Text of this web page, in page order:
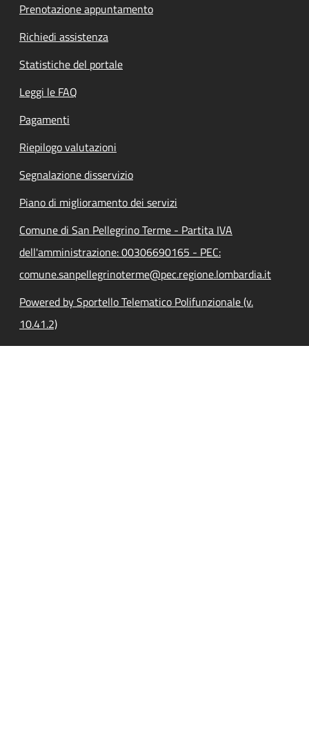
Prenotazione appuntamento
Richiedi assistenza
Statistiche del portale
Leggi le FAQ
Pagamenti
Riepilogo valutazioni
Segnalazione disservizio
Piano di miglioramento dei servizi
Comune di San Pellegrino Terme - Partita IVA
dell'amministrazione: 00306690165 - PEC:
comune.sanpellegrinoterme@pec.regione.lombardia.it
Powered by Sportello Telematico Polifunzionale (v.
10.41.2)